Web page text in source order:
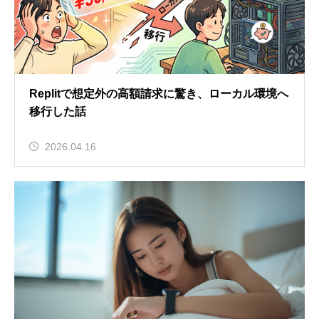
Replitで想定外の高額請求に驚き、ローカル環境へ
移行した話
2026.04.16